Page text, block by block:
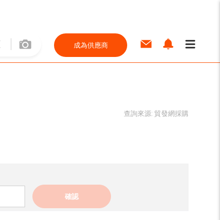
成為供應商
查詢來源: 貿發網採購
確認